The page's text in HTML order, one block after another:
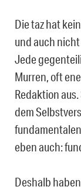
Die taz hat
und auch
Jede
Murren, oft
Redaktion
dem
eben auch:
Deshalb